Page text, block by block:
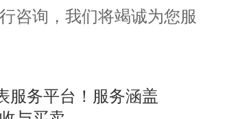
咨询，我们将竭诚为您服